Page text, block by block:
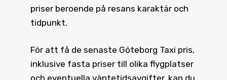
priser beroende på resans karaktär och
tidpunkt.
För att få de senaste Göteborg Taxi pris,
inklusive fasta priser till olika flygplatser
och eventuella väntetidsavgifter, kan du